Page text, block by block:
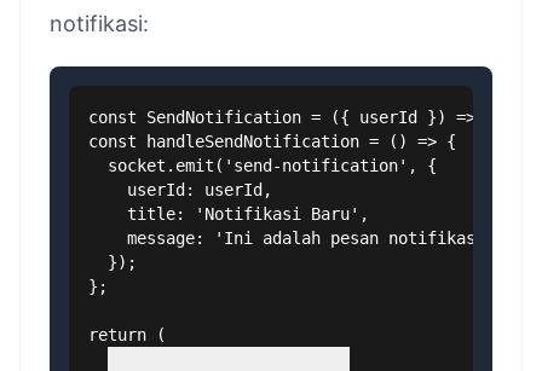
notifikasi:
const SendNotification = ({ userId }) => {
const handleSendNotification = () => {
  socket.emit('send-notification', {
    userId: userId,
    title: 'Notifikasi Baru',
    message: 'Ini adalah pesan notifikasi test'
  });
};
return (